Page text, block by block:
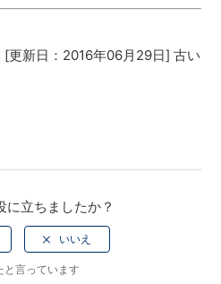
更新日：2016年06月29日] 古い
に立ちましたか？
言っています